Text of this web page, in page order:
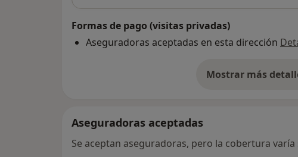
Formas de pago (visitas privadas)
Aseguradoras aceptadas en esta dirección
Mostrar mássobre la
Aseguradoras aceptadas
Se aceptan aseguradoras, pero la cobertura